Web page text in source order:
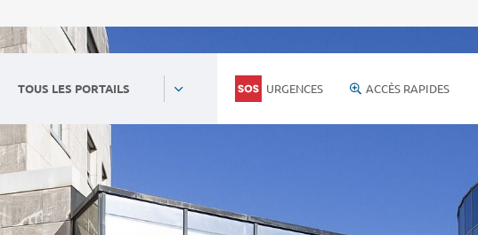
TOUS LES PORTAILS URGENCES ACCÈS RAPIDES